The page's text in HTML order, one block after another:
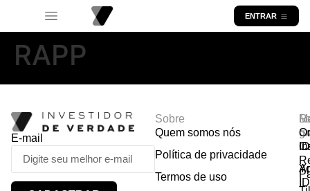
ENTRAR
RAPP
E-mail
Sobre
Quem somos nós
Política de privacidade
Termos de uso